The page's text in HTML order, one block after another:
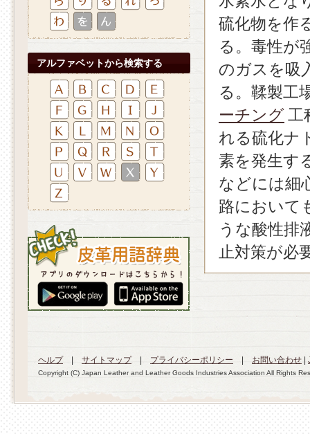
アルファベットから検索する
硫化物を作
る。毒性が
のガスを吸
る。鞣製工
ーチング 工
れる硫化ナ
素を発生す
などには細
路において
うな酸性排
止対策が必
ヘルプ| サイトマップ| プライバシーポリシー お問い合わせ
Copyright (C) Japan Leather and Leather Goods Industries Association All Rights